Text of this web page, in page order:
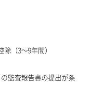
（3〜9年間）
監査報告書の提出が条